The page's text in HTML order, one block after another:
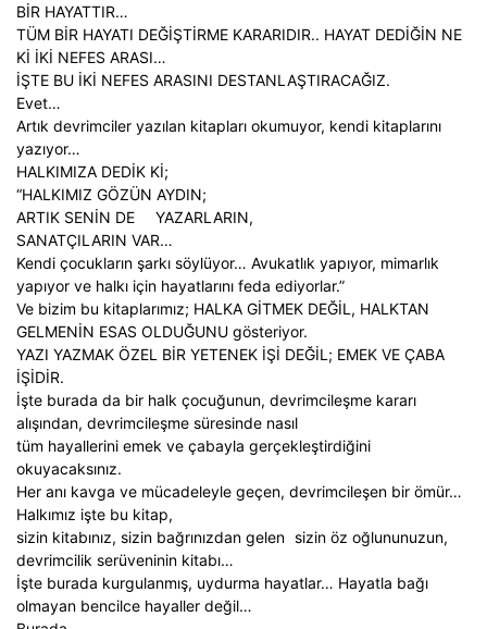
BİR HAYATTIR…
TÜM BİR HAYATI DEĞİŞTİRME KARARIDIR.. HAYAT DEDİĞİN NE
Kİ İKİ NEFES ARASI…
İŞTE BU İKİ NEFES ARASINI DESTANLAŞTIRACAĞIZ.
Evet…
Artık devrimciler yazılan kitapları okumuyor, kendi kitaplarını
yazıyor…
HALKIMIZA DEDİK Kİ;
“HALKIMIZ GÖZÜN AYDIN;
ARTIK SENİN DE
YAZARLARIN,
SANATÇILARIN VAR…
Kendi çocukların şarkı söylüyor… Avukatlık yapıyor, mimarlık
yapıyor ve halkı için hayatlarını feda ediyorlar.”
Ve bizim bu kitaplarımız; HALKA GİTMEK DEĞİL, HALKTAN
GELMENİN ESAS OLDUĞUNU gösteriyor.
YAZI YAZMAK ÖZEL BİR YETENEK İŞİ DEĞİL; EMEK VE ÇABA
İŞİDİR.
İşte burada da bir halk çocuğunun, devrimcileşme kararı
alışından, devrimcileşme süresinde nasıl
tüm hayallerini emek ve çabayla gerçekleştirdiğini
okuyacaksınız.
Her anı kavga ve mücadeleyle geçen, devrimcileşen bir ömür…
Halkımız işte bu kitap,
sizin kitabınız, sizin bağrınızdan gelen sizin öz oğlununuzun,
devrimcilik serüveninin kitabı…
İşte burada kurgulanmış, uydurma hayatlar… Hayatla bağı
olmayan bencilce hayaller değil…